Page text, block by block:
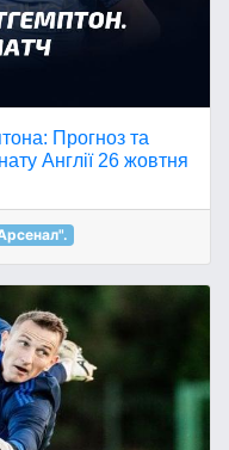
Прогноз та
Англії 26 жовтня